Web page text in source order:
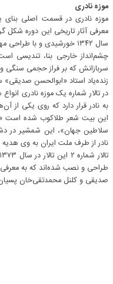
موزه نادری
موزه نادری در قسمت اصلی بنای
معرفی آثار تاریخی این دوره شکل
سال ۱۳۴۲ خورشیدی و با طراحی مهندس هوشنگ سیحون ساخته شده است.
چشم‌انداز خارجی بنا، تندیسی
سربازانش که بر فراز حجمی سنگی و
زنده‌یاد استاد «ابوالحسن
در تالار شماره یک موزه نادری
به نادر قرار دارد که روی یکی
این بیت شعر طلاکوب شده است
نادر از طرف ملت ایران به وی
طراحی و نصب شده‌اند که به معرفی
صدیقی و کلنل محمدتقی‌خان